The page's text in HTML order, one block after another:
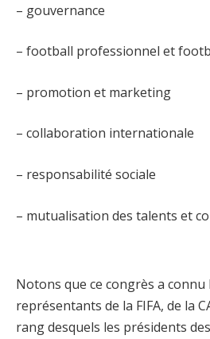
– gouvernance
– football professionnel et
– promotion et marketing
– collaboration internationale
– responsabilité sociale
– mutualisation des talents et
Notons que ce congrès a connu
représentants de la FIFA, de la
rang desquels les présidents